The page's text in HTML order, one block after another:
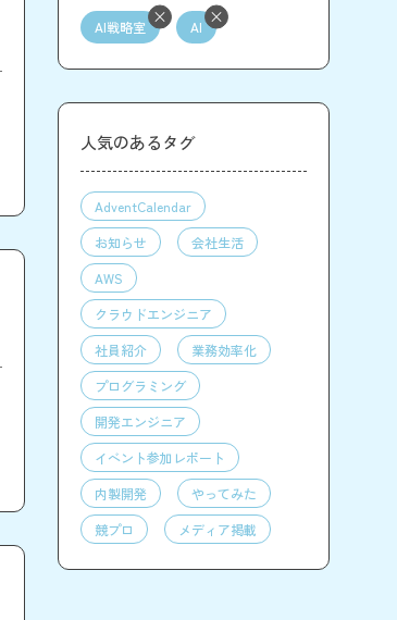
AI戦略室 AI
人気のあるタグ
AdventCalendar
お知らせ
会社生活
AWS
クラウドエンジニア
社員紹介
業務効率化
プログラミング
開発エンジニア
イベント参加レポート
内製開発
やってみた
競プロ
メディア掲載